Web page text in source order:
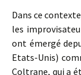
Dans ce
les
ont émergé
Etats-Unis)
Coltrane, qui a